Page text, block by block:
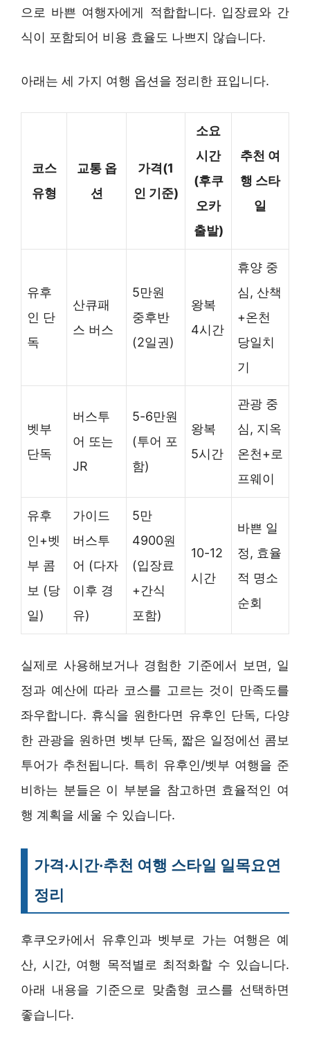
으로 바쁜 여행자에게 적합합니다. 입장료와 간
식이 포함되어 비용 효율도 나쁘지 않습니다.
아래는 세 가지 여행 옵션을 정리한 표입니다.
코스
유형
교통 옵
션
가격(1
인 기준)
소요
시간
(후쿠
오카
출발)
추천 여
행 스타
일
유후
인 단
독
산큐패
스 버스
5만원
중후반
(2일권)
왕복
4시간
휴양 중
심, 산책
+온천
당일치
기
벳부
단독
버스투
어 또는
JR
5-6만원
(투어 포
함)
왕복
5시간
관광 중
심, 지옥
온천+로
프웨이
유후
인+벳
부 콤
보 (당
일)
가이드
버스투
어 (다자
이후 경
유)
5만
4900원
(입장료
+간식
포함)
10-12
시간
바쁜 일
정, 효율
적 명소
순회
실제로 사용해보거나 경험한 기준에서 보면, 일
정과 예산에 따라 코스를 고르는 것이 만족도를
좌우합니다. 휴식을 원한다면 유후인 단독, 다양
한 관광을 원하면 벳부 단독, 짧은 일정에선 콤보
투어가 추천됩니다. 특히 유후인/벳부 여행을 준
비하는 분들은 이 부분을 참고하면 효율적인 여
행 계획을 세울 수 있습니다.
가격·시간·추천 여행 스타일 일목요연
정리
후쿠오카에서 유후인과 벳부로 가는 여행은 예
산, 시간, 여행 목적별로 최적화할 수 있습니다.
아래 내용을 기준으로 맞춤형 코스를 선택하면
좋습니다.